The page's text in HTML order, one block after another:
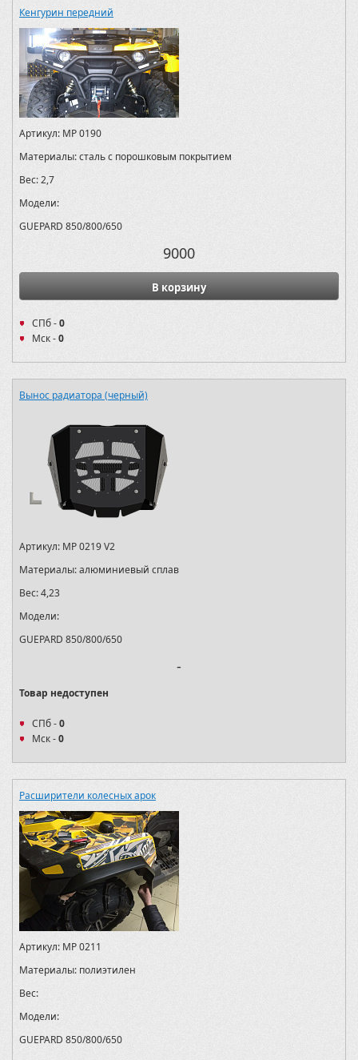
Кенгурин передний
Артикул: MP 0190
Материалы:сталь с порошковым покрытием
Вес:2,7
Модели:
GUEPARD 850/800/650
9000
В корзину
СПб -0
Мск -0
Вынос радиатора (черный)
Артикул: MP 0219 V2
Материалы:алюминиевый сплав
Вес:4,23
Модели:
GUEPARD 850/800/650
-
Товар недоступен
СПб -0
Мск -0
Расширители колесных арок
Артикул: MP 0211
Материалы: полиэтилен
Вес:
Модели:
GUEPARD 850/800/650